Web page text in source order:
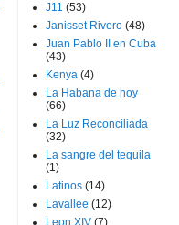
J11 (53)
Janisset Rivero (48)
Juan Pablo II en Cuba
(43)
Kenya (4)
La Habana de hoy
(66)
La Luz Reconciliada
(32)
La sangre del tequila
(1)
Latinos (14)
Lavallee (12)
Leon XIV (7)